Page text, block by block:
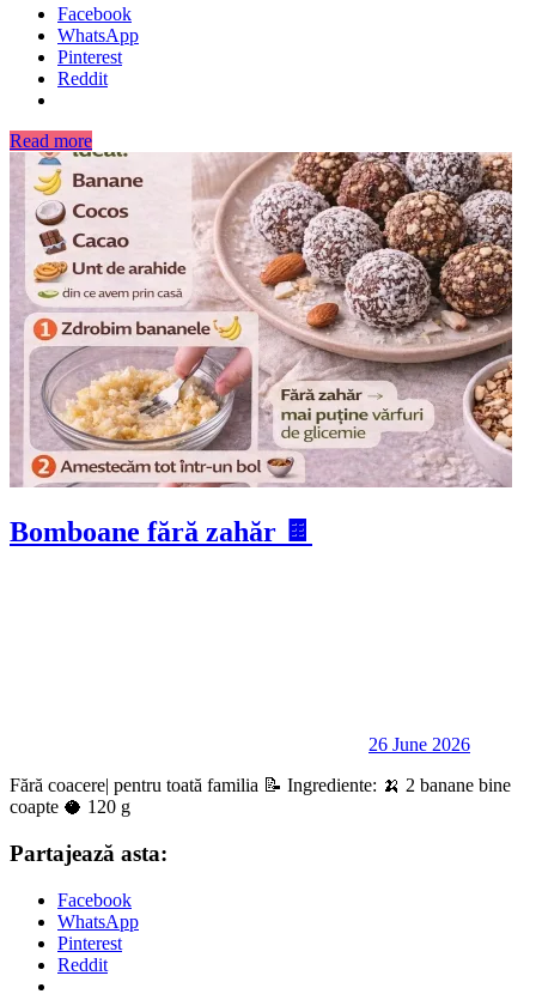
Facebook
WhatsApp
Pinterest
Reddit
Read more
Bomboane fără zahăr 🍫
26 June 2026
Fără coacere| pentru toată familia 📝 Ingrediente: 🍌 2 banane bine
coapte 🥥 120 g
Partajează asta:
Facebook
WhatsApp
Pinterest
Reddit